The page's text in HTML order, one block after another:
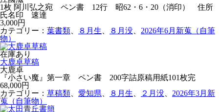
1枚 阿川弘之宛 ペン書 12行 昭62・6・20（消印） 住所
氏名印 速達
3,000円
カテゴリー： 葉書類 ８月生 ８月没
2026年6月新蒐（自筆
物）
在庫あり
大鹿卓草稿
大鹿卓
『小さい魔』第一章 ペン書 200字詰原稿用紙101枚完
68,000円
カテゴリー： 草稿類 愛知県 ８月生 ２月没
2026年3月新
蒐（自筆物）